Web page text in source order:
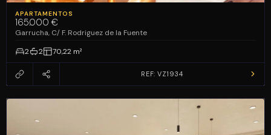
APARTAMENTOS
165.000 €
Garrucha, C/ F. Rodriguez de la Fuente
2
2 70,22 m²
REF: VZ1934